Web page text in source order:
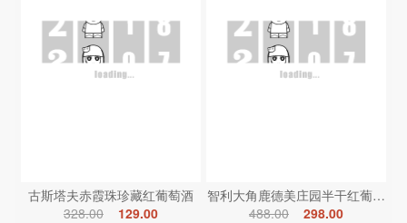
古斯塔夫赤霞珠珍藏红葡萄酒
328.00
129.00
智利大角鹿德美庄园半干红葡萄酒
488.00
298.00